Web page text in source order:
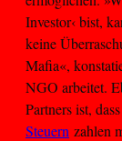
Investor‹ bist,
keine
Mafia«,
NGO arbeitet.
Partners ist,
Steuern zahlen